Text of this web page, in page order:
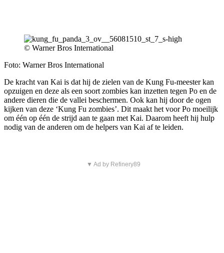
© Warner Bros International
Foto: Warner Bros International
De kracht van Kai is dat hij de zielen van de Kung Fu-meester kan
opzuigen en deze als een soort zombies kan inzetten tegen Po en de
andere dieren die de vallei beschermen. Ook kan hij door de ogen
kijken van deze ‘Kung Fu zombies’. Dit maakt het voor Po moeilijk
om één op één de strijd aan te gaan met Kai. Daarom heeft hij hulp
nodig van de anderen om de helpers van Kai af te leiden.
▼ Ad by Refinery89